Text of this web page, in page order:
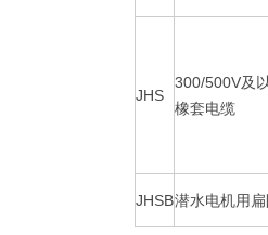
JHS
300/500V及
橡套电缆
JHSB潜水电机用